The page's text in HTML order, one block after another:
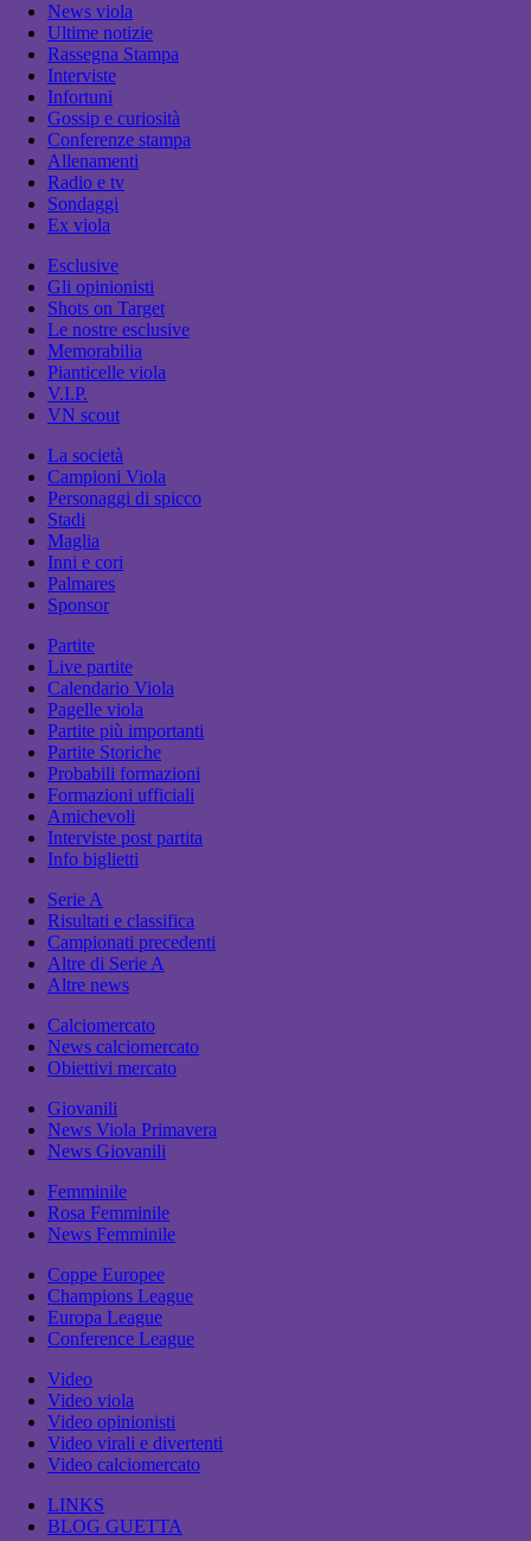
News viola
Ultime notizie
Rassegna Stampa
Interviste
Infortuni
Gossip e curiosità
Conferenze stampa
Allenamenti
Radio e tv
Sondaggi
Ex viola
Esclusive
Gli opinionisti
Shots on Target
Le nostre esclusive
Memorabilia
Pianticelle viola
V.I.P.
VN scout
La società
Campioni Viola
Personaggi di spicco
Stadi
Maglia
Inni e cori
Palmares
Sponsor
Partite
Live partite
Calendario Viola
Pagelle viola
Partite più importanti
Partite Storiche
Probabili formazioni
Formazioni ufficiali
Amichevoli
Interviste post partita
Info biglietti
Serie A
Risultati e classifica
Campionati precedenti
Altre di Serie A
Altre news
Calciomercato
News calciomercato
Obiettivi mercato
Giovanili
News Viola Primavera
News Giovanili
Femminile
Rosa Femminile
News Femminile
Coppe Europee
Champions League
Europa League
Conference League
Video
Video viola
Video opinionisti
Video virali e divertenti
Video calciomercato
LINKS
BLOG GUETTA